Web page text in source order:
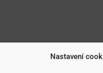
Nastavení